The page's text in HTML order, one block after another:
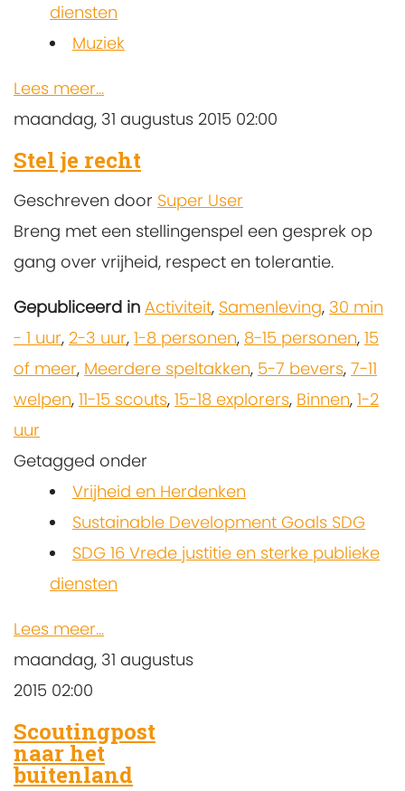
diensten
Muziek
Lees meer...
maandag, 31 augustus 2015 02:00
Stel je recht
Geschreven door Super User
Breng met een stellingenspel een gesprek op
gang over vrijheid, respect en tolerantie.
Gepubliceerd in Activiteit, Samenleving, 30 min
- 1 uur, 2-3 uur, 1-8 personen, 8-15 personen, 15
of meer, Meerdere speltakken, 5-7 bevers, 7-11
welpen, 11-15 scouts, 15-18 explorers, Binnen, 1-2
uur
Getagged onder
Vrijheid en Herdenken
Sustainable Development Goals SDG
SDG 16 Vrede justitie en sterke publieke
diensten
Lees meer...
maandag, 31 augustus
2015 02:00
Scoutingpost
naar het
buitenland